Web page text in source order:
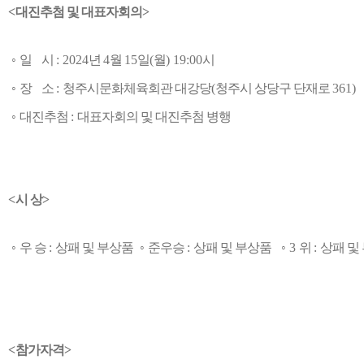
<대진추첨 및 대표자회의>
◦ 일 시 : 2024년 4월 15일(월) 19:00시
◦ 장 소 : 청주시문화체육회관 대강당(청주시 상당구 단재로 361)
◦ 대진추첨 : 대표자회의 및 대진추첨 병행
<시 상>
◦ 우 승 : 상패 및 부상품 ◦ 준우승 : 상패 및 부상품 ◦ 3 위 : 상패 및
<참가자격>